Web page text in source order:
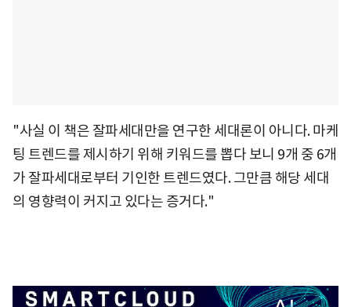
"사실 이 책은 잘파세대만을 연구한 세대론이 아니다. 마케
팅 트렌드를 제시하기 위해 키워드를 뽑다 보니 9개 중 6개
가 잘파세대로부터 기인한 트렌드였다. 그만큼 해당 세대
의 영향력이 커지고 있다는 증거다."